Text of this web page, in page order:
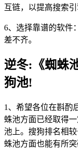
互链，以提高搜索
6、选择靠谱的软件
差不齐。
逆冬:《蜘蛛
狗池!
1、希望各位在斟酌
蛛池方面已经取得
池上。搜狗排名相
蛛池方面也能有所